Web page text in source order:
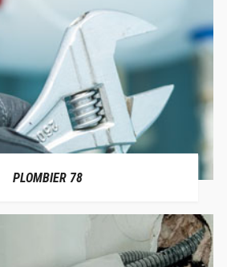
PLOMBIER 78